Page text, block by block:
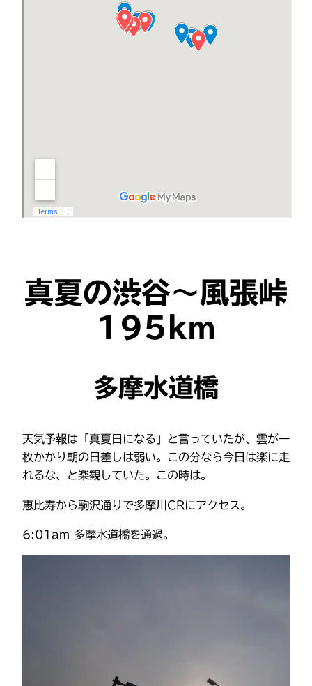
真夏の渋谷〜風張峠
195km
多摩水道橋
天気予報は「真夏日になる」と言っていたが、雲が一
枚かかり朝の日差しは弱い。この分なら今日は楽に走
れるな、と楽観していた。この時は。
恵比寿から駒沢通りで多摩川CRにアクセス。
6:01am 多摩水道橋を通過。